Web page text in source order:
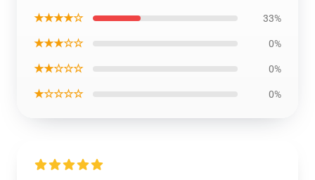
★★★★☆ 33%
★★★☆☆ 0%
★★☆☆☆ 0%
★☆☆☆☆ 0%